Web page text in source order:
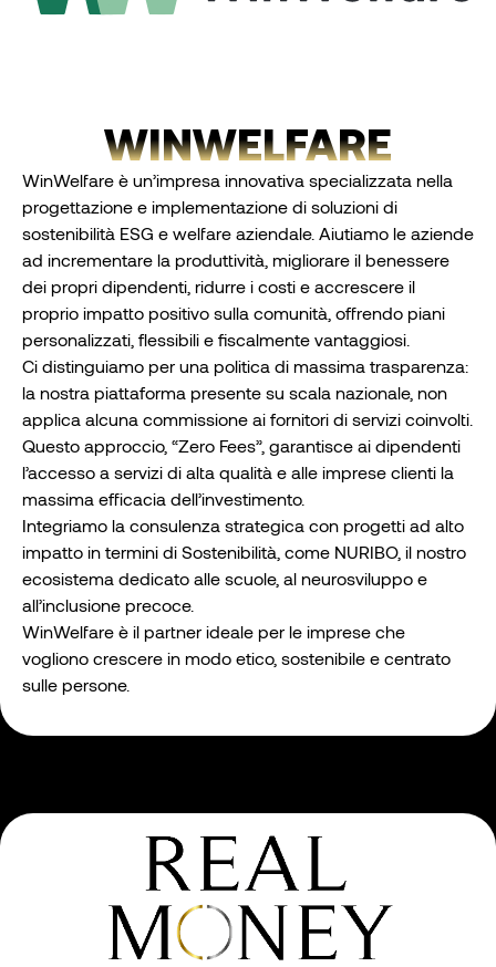
WinWelfare
WinWelfare è un’impresa innovativa specializzata nella
progettazione e implementazione di soluzioni di
sostenibilità ESG e welfare aziendale. Aiutiamo le aziende
ad incrementare la produttività, migliorare il benessere
dei propri dipendenti, ridurre i costi e accrescere il
proprio impatto positivo sulla comunità, offrendo piani
personalizzati, flessibili e fiscalmente vantaggiosi.
Ci distinguiamo per una politica di massima trasparenza:
la nostra piattaforma presente su scala nazionale, non
applica alcuna commissione ai fornitori di servizi coinvolti.
Questo approccio, “Zero Fees”, garantisce ai dipendenti
l’accesso a servizi di alta qualità e alle imprese clienti la
massima efficacia dell’investimento.
Integriamo la consulenza strategica con progetti ad alto
impatto in termini di Sostenibilità, come NURIBO, il nostro
ecosistema dedicato alle scuole, al neurosviluppo e
all’inclusione precoce.
WinWelfare è il partner ideale per le imprese che
vogliono crescere in modo etico, sostenibile e centrato
sulle persone.